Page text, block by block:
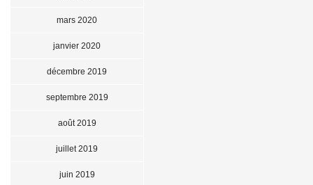
mars 2020
janvier 2020
décembre 2019
septembre 2019
août 2019
juillet 2019
juin 2019